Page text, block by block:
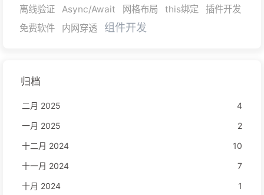
离线验证
Async/Await 网格布局 this绑定
插件开发
免费软件
内网穿透 组件开发
归档
二月 2025
4
一月 2025
2
十二月 2024
10
十一月 2024
7
十月 2024
1